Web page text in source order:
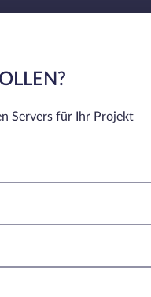
Servers für Ihr Projekt